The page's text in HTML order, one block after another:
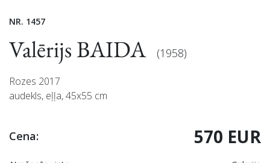
NR. 1457
Valērijs BAIDA (1958)
Rozes 2017
audekls, eļļa, 45x55 cm
Cena: 570 EUR